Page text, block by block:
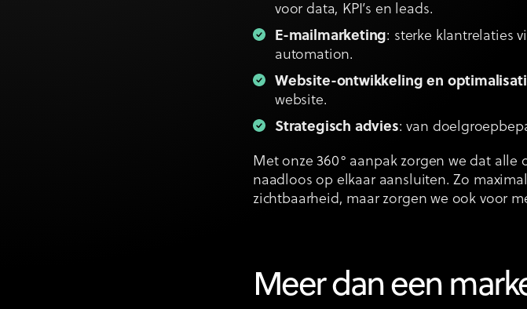
voor data, KPI’s en leads.
E-mailmarketing: sterke klantrelaties
automation.
Website-ontwikkeling en
website.
Strategisch advies: van
Met onze 360° aanpak zorgen we dat
naadloos op elkaar aansluiten. Zo
zichtbaarheid, maar zorgen we ook voor
Meer dan een